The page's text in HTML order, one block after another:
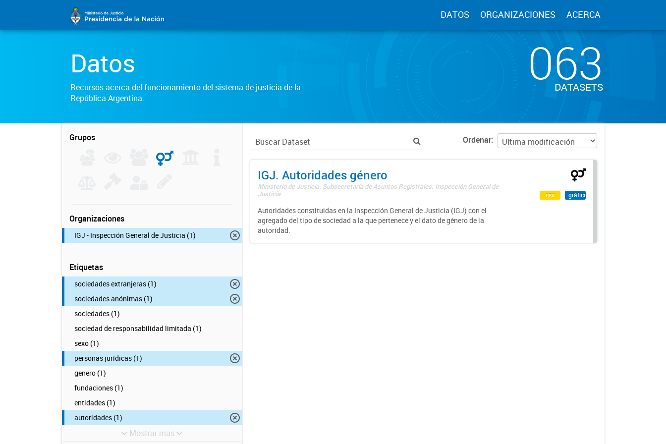
DATOS ORGANIZACIONES ACERCA
Datos
Recursos acerca del funcionamiento del sistema de justicia de la
República Argentina.
063
DATASETS
Grupos
Organizaciones
IGJ - Inspección General de Justicia (1)
Etiquetas
sociedades extranjeras (1)
sociedades anónimas (1)
sociedades (1)
sociedad de responsabilidad limitada (1)
sexo (1)
personas jurídicas (1)
genero (1)
fundaciones (1)
entidades (1)
autoridades (1)
Mostrar mas
Ordenar
IGJ. Autoridades género
Ministerio de Justicia. Subsecretaría de Asuntos Registrales. Inspección General de
Justicia
Autoridades constituidas en la Inspección General de Justicia (IGJ) con el
agregado del tipo de sociedad a la que pertenece y el dato de género de la
autoridad.
csv gráfico